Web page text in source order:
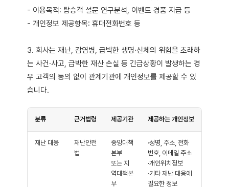
- 이용목적: 탑승객 설문 연구분석, 이벤트 경품 지급 등
- 개인정보 제공항목: 휴대전화번호 등
3. 회사는 재난, 감염병, 급박한 생명·신체의 위험을 초래하
는 사건·사고, 급박한 재산 손실 등 긴급상황이 발생하는 경
우 고객의 동의 없이 관계기관에 개인정보를 제공할 수 있
습니다.
분류 근거법령 제공기관 제공하는 개인정보
재난 대응
재난안전
법
중앙대책
본부
또는 지
역대책본
부
·성명, 주소, 전화
번호, 이메일 주소
·개인위치정보
·기타 재난 대응에
필요한 정보